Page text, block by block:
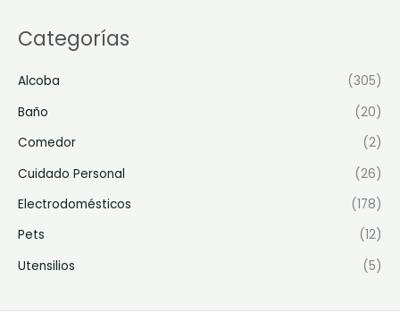
Categorías
Alcoba
(305)
Baño
(20)
Comedor
(2)
Cuidado Personal
(26)
Electrodomésticos
(178)
Pets
(12)
Utensilios
(5)